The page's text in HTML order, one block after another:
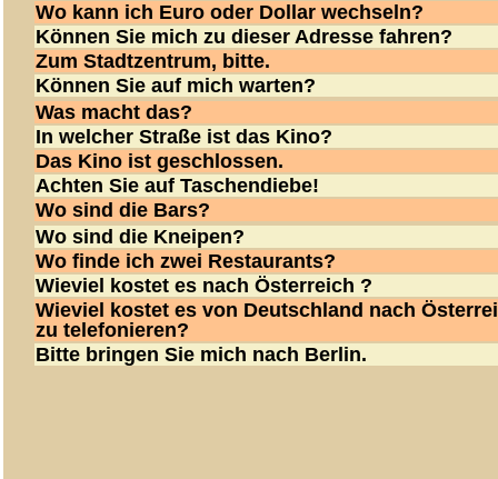
Wo kann ich Euro oder Dollar wechseln?
Können Sie mich zu dieser Adresse fahren?
Zum Stadtzentrum, bitte.
Können Sie auf mich warten?
Was macht das?
In welcher Straße ist das Kino?
Das Kino ist geschlossen.
Achten Sie auf Taschendiebe!
Wo sind die Bars?
Wo sind die Kneipen?
Wo finde ich zwei Restaurants?
Wieviel kostet es nach Österreich ?
Wieviel kostet es von Deutschland nach
zu telefonieren?
Bitte bringen Sie mich nach Berlin.